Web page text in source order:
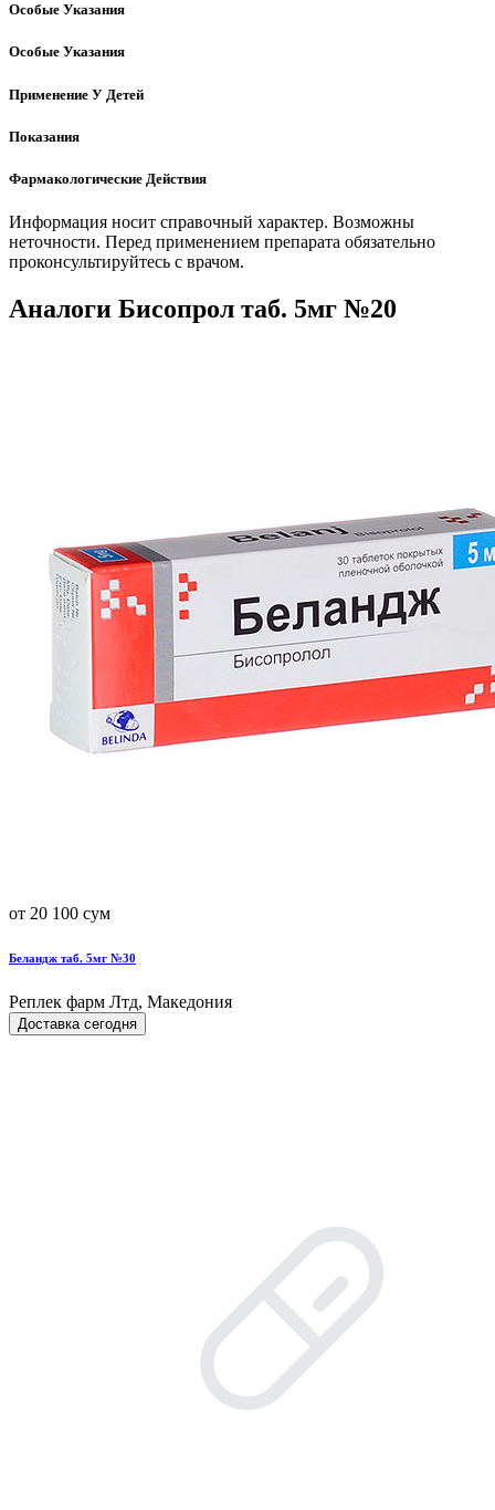
Особые Указания
Особые Указания
Применение У Детей
Показания
Фармакологические Действия
Информация носит справочный характер. Возможны
неточности. Перед применением препарата обязательно
проконсультируйтесь с врачом.
Аналоги Бисопрол таб. 5мг №20
от 20 100 сум
Беландж таб. 5мг №30
Реплек фарм Лтд, Македония
Доставка сегодня